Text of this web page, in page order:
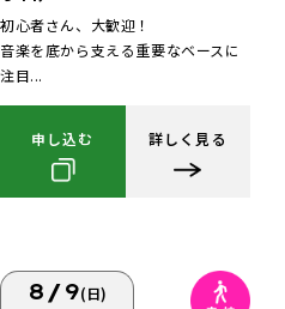
初心者さん、大歓迎！
音楽を底から支える重要なベースに
注目...
申し込む 詳しく見る
8/9(日)